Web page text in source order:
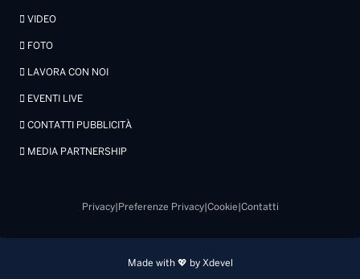
VIDEO
FOTO
LAVORA CON NOI
EVENTI LIVE
CONTATTI PUBBLICITÀ
MEDIA PARTNERSHIP
Privacy| Preferenze Privacy| Cookie Contatti
Made with 💖 by Xdevel